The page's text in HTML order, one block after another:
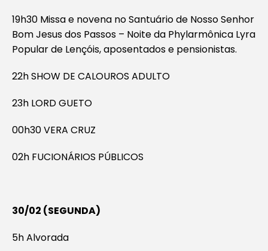
19h30 Missa e novena no Santuário de Nosso Senhor
Bom Jesus dos Passos – Noite da Phylarmônica Lyra
Popular de Lençóis, aposentados e pensionistas.
22h SHOW DE CALOUROS ADULTO
23h LORD GUETO
00h30 VERA CRUZ
02h FUCIONÁRIOS PÚBLICOS
30/02 (SEGUNDA)
5h Alvorada